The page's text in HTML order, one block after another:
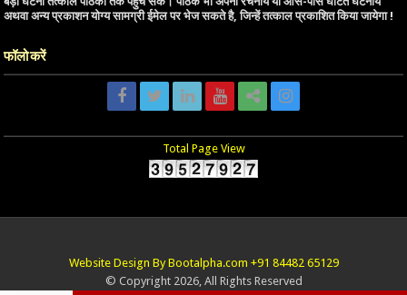
अथवा अन्य प्रकाशन योग्य सामग्री ईमेल पर भेज सकते है, जिन्हें तत्काल प्रकाशित किया जायेगा !
फॉलो करें
Total Page View
Website Design By Bootalpha.com +91 84482 65129
© Copyright 2026, All Rights Reserved